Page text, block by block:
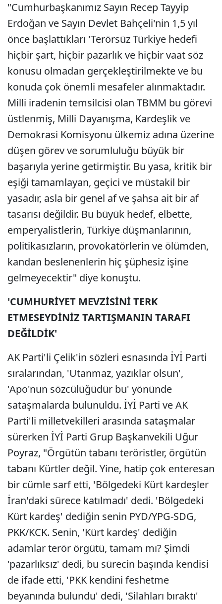
"Cumhurbaşkanımız Sayın Recep Tayyip
Erdoğan ve Sayın Devlet Bahçeli'nin 1,5 yıl
önce başlattıkları 'Terörsüz Türkiye hedefi
hiçbir şart, hiçbir pazarlık ve hiçbir vaat söz
konusu olmadan gerçekleştirilmekte ve bu
konuda çok önemli mesafeler alınmaktadır.
Milli iradenin temsilcisi olan TBMM bu görevi
üstlenmiş, Milli Dayanışma, Kardeşlik ve
Demokrasi Komisyonu ülkemiz adına üzerine
düşen görev ve sorumluluğu büyük bir
başarıyla yerine getirmiştir. Bu yasa, kritik bir
eşiği tamamlayan, geçici ve müstakil bir
yasadır, asla bir genel af ve şahsa ait bir af
tasarısı değildir. Bu büyük hedef, elbette,
emperyalistlerin, Türkiye düşmanlarının,
politikasızların, provokatörlerin ve ölümden,
kandan beslenenlerin hiç şüphesiz işine
gelmeyecektir" diye konuştu.
'CUMHURİYET MEVZİSİNİ TERK
ETMESEYDİNİZ TARTIŞMANIN TARAFI
DEĞİLDİK'
AK Parti'li Çelik'in sözleri esnasında İYİ Parti
sıralarından, 'Utanmaz, yazıklar olsun',
'Apo'nun sözcülüğüdür bu' yönünde
sataşmalarda bulunuldu. İYİ Parti ve AK
Parti'li milletvekilleri arasında sataşmalar
sürerken İYİ Parti Grup Başkanvekili Uğur
Poyraz, "Örgütün tabanı teröristler, örgütün
tabanı Kürtler değil. Yine, hatip çok enteresan
bir cümle sarf etti, 'Bölgedeki Kürt kardeşler
İran'daki sürece katılmadı' dedi. 'Bölgedeki
Kürt kardeş' dediğin senin PYD/YPG-SDG,
PKK/KCK. Senin, 'Kürt kardeş' dediğin
adamlar terör örgütü, tamam mı? Şimdi
'pazarlıksız' dedi, bu sürecin başında kendisi
de ifade etti, 'PKK kendini feshetme
beyanında bulundu' dedi, 'Silahları bıraktı'